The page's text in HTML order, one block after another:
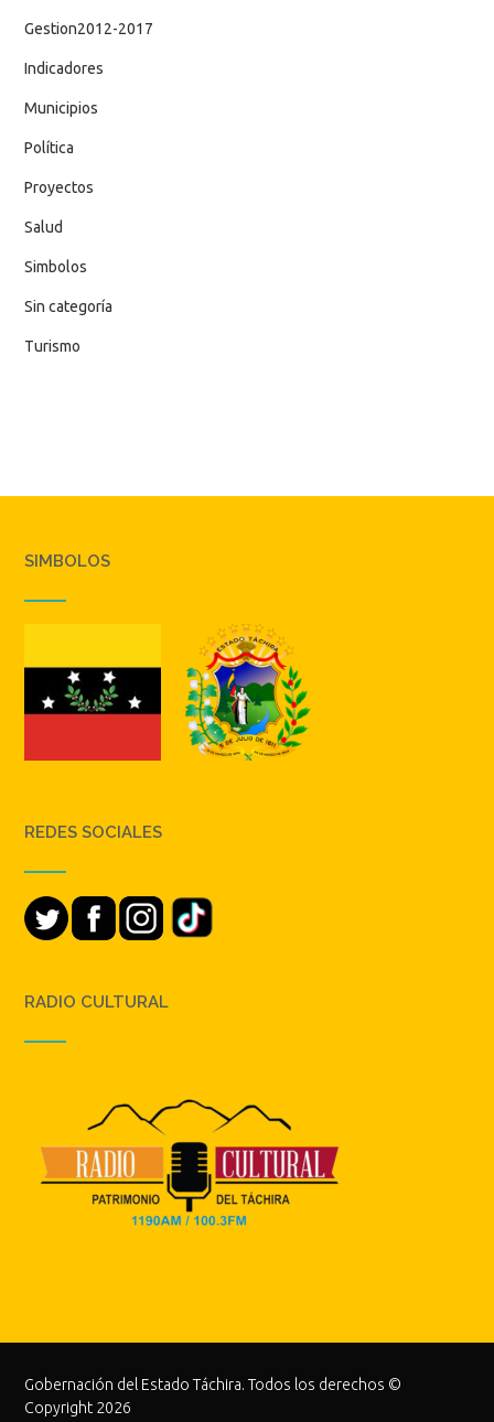
Gestion2012-2017
Indicadores
Municipios
Política
Proyectos
Salud
Simbolos
Sin categoría
Turismo
SIMBOLOS
REDES SOCIALES
RADIO CULTURAL
Gobernación del Estado Táchira. Todos los derechos ©
Copyright 2026